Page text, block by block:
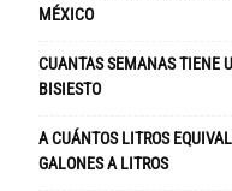
MÉXICO
CUANTAS SEMANAS TIENE
BISIESTO
A CUÁNTOS LITROS
GALONES A LITROS